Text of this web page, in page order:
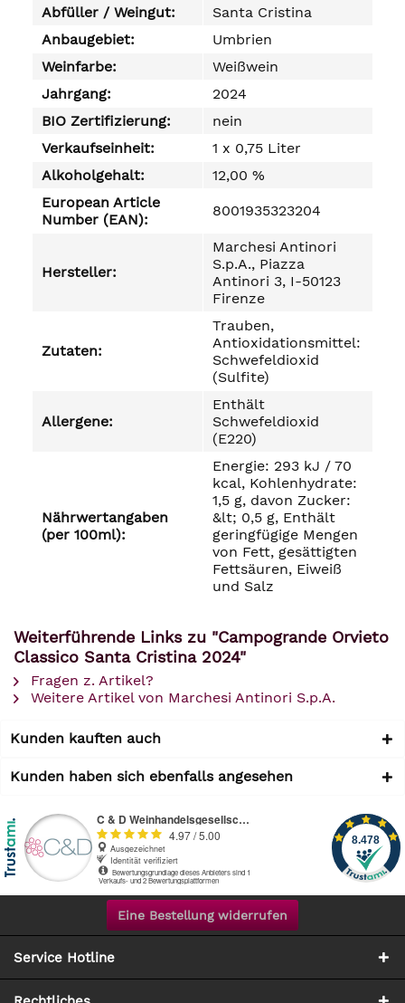
Abfüller / Weingut:
Santa Cristina
Anbaugebiet:
Umbrien
Weinfarbe:
Weißwein
Jahrgang:
2024
BIO Zertifizierung:
nein
Verkaufseinheit:
1 x 0,75 Liter
Alkoholgehalt:
12,00 %
European Article
Number (EAN):
8001935323204
Hersteller:
Marchesi Antinori
S.p.A., Piazza
Antinori 3, I-50123
Firenze
Zutaten:
Trauben,
Antioxidationsmittel:
Schwefeldioxid
(Sulfite)
Allergene:
Enthält
Schwefeldioxid
(E220)
Nährwertangaben
(per 100ml):
Energie: 293 kJ / 70
kcal, Kohlenhydrate:
1,5 g, davon Zucker:
&lt; 0,5 g, Enthält
geringfügige Mengen
von Fett, gesättigten
Fettsäuren, Eiweiß
und Salz
Weiterführende Links zu "Campogrande Orvieto
Classico Santa Cristina 2024"
Fragen z. Artikel?
Weitere Artikel von Marchesi Antinori S.p.A.
Kunden kauften auch
Kunden haben sich ebenfalls angesehen
Eine Bestellung widerrufen
Service Hotline